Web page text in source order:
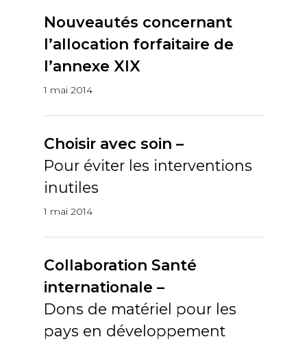
Nouveautés concernant
l’allocation forfaitaire de
l’annexe XIX
1 mai 2014
Choisir avec soin –
Pour éviter les interventions
inutiles
1 mai 2014
Collaboration Santé
internationale –
Dons de matériel pour les
pays en développement